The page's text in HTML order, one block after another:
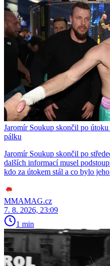
Jaromír Soukup skončil po
pálku
Jaromír Soukup skončil po
dalších informací musel
kdo za útokem stál a co bylo
MMAMAG.cz
7. 8. 2026, 23:09
1 min